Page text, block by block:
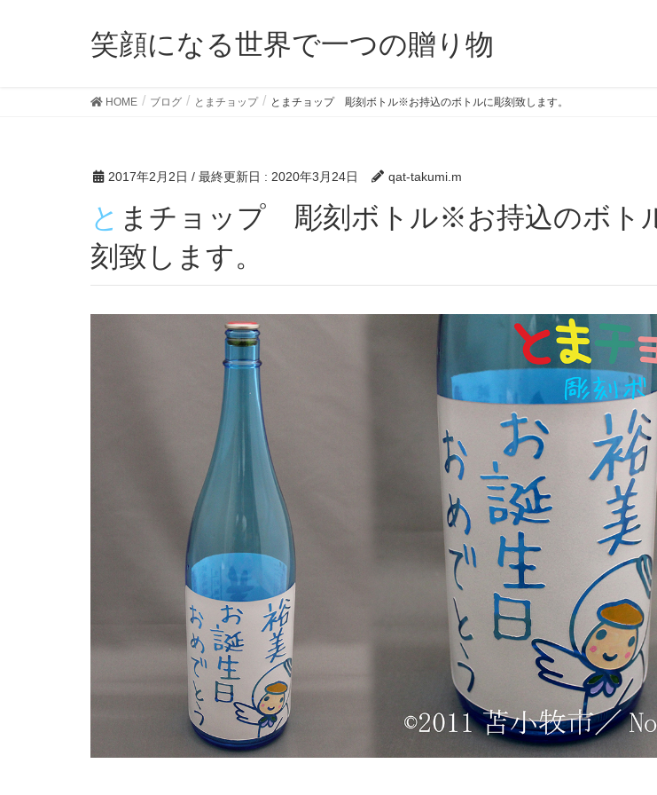
笑顔になる世界で一つの贈り物
HOME ブログ とまチョップ とまチョップ 彫刻ボトル※お持込のボトルに彫刻致します。
2017年2月2日 / 最終更新日 : 2020年3月24日 qat-takumi.m
とまチョップ 彫刻ボトル※お持込のボトルに彫
刻致します。